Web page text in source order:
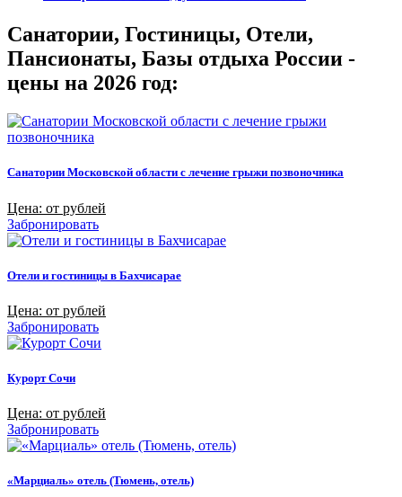
Санатории, Гостиницы, Отели,
Пансионаты, Базы отдыха России -
цены на 2026 год:
Санатории Московской области с лечение грыжи позвоночника
Цена: от рублей
Забронировать
Отели и гостиницы в Бахчисарае
Цена: от рублей
Забронировать
Курорт Сочи
Цена: от рублей
Забронировать
«Марциаль» отель (Тюмень, отель)